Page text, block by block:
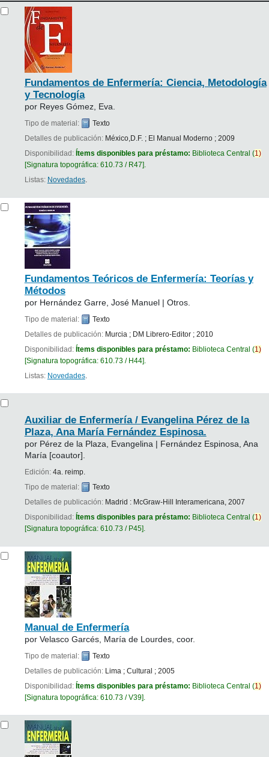
Fundamentos de Enfermería: Ciencia, Metodología
y Tecnología
por Reyes Gómez, Eva.
Tipo de material:
Texto
Detalles de publicación: México,D.F. ; El Manual Moderno ; 2009
Disponibilidad: Ítems disponibles para préstamo: Biblioteca Central (1)
Signatura topográfica: 610.73 / R47 .
Listas: Novedades.
Fundamentos Teóricos de Enfermería: Teorías y
Métodos
por Hernández Garre, José Manuel| Otros.
Tipo de material:
Texto
Detalles de publicación: Murcia ; DM Librero-Editor ; 2010
Disponibilidad: Ítems disponibles para préstamo: Biblioteca Central (1)
Signatura topográfica: 610.73 / H44 .
Listas: Novedades.
Auxiliar de Enfermería / Evangelina Pérez de la
Plaza, Ana María Fernández Espinosa.
por Pérez de la Plaza, Evangelina | Fernández Espinosa, Ana
María [coautor]
Edición: 4a. reimp.
Tipo de material:
Texto
Detalles de publicación: Madrid : McGraw-Hill Interamericana, 2007
Disponibilidad: Ítems disponibles para préstamo: Biblioteca Central (1)
Signatura topográfica: 610.73 / P45 .
Manual de Enfermería
por Velasco Garcés, María de Lourdes, coor.
Tipo de material:
Texto
Detalles de publicación: Lima ; Cultural ; 2005
Disponibilidad: Ítems disponibles para préstamo: Biblioteca Central (1)
Signatura topográfica: 610.73 / V39 .